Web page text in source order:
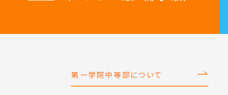
第一学院中等部について